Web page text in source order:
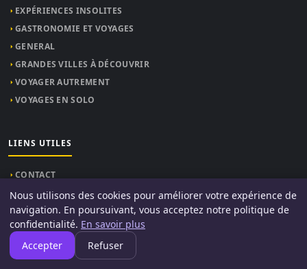
EXPÉRIENCES INSOLITES
GASTRONOMIE ET VOYAGES
GENERAL
GRANDES VILLES À DÉCOUVRIR
VOYAGER AUTREMENT
VOYAGES EN SOLO
LIENS UTILES
CONTACT
INFORMATIONS
À PROPOS
Nous utilisons des cookies pour améliorer votre expérience de
navigation. En poursuivant, vous acceptez notre politique de
confidentialité. En savoir plus
Accepter
Refuser